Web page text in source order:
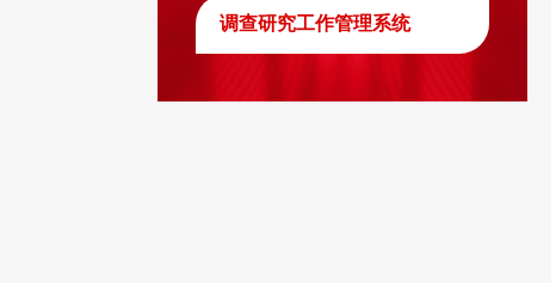
调查研究工作管理系统